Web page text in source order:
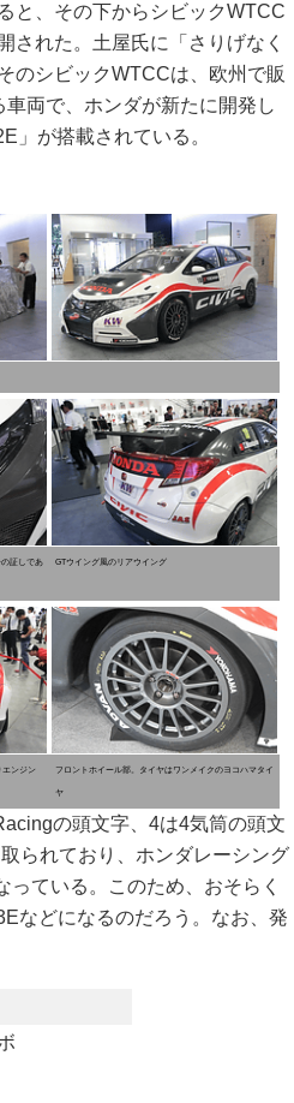
と、その下からシビックWTCC
された。土屋氏に「さりげなく
のシビックWTCCは、欧州で販
両で、ホンダが新たに開発し
」が搭載されている。
証しであ GTウイング風のリアウイング
エンジン フロントホイール部。タイヤはワンメイクのヨコハマタイ
ヤ
の頭文字、4は4気筒の頭文
られており、ホンダレーシング
ている。このため、おそらく
などになるのだろう。なお、発